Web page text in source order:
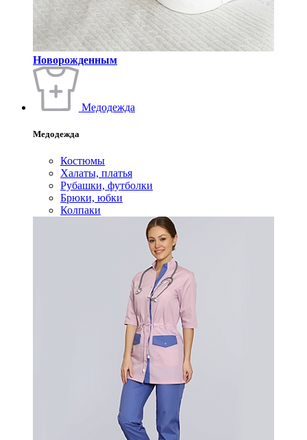
Новорожденным
Медодежда
Медодежда
Костюмы
Халаты, платья
Рубашки, футболки
Брюки, юбки
Колпаки